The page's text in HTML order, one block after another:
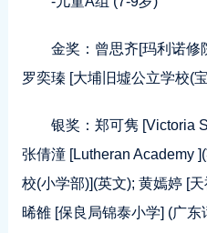
金奖：曾思齐[玛利诺修
罗奕瑧 [大埔旧墟公立学校(
银奖：郑可隽 [Victoria
张倩潼 [Lutheran Academy
校(小学部)](英文); 黄嫣婷 [
晞雒 [保良局锦泰小学] (广